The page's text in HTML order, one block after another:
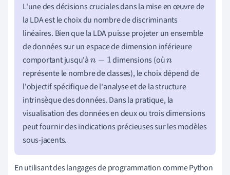
L'une des décisions cruciales dans la mise en œuvre de
la LDA est le choix du nombre de discriminants
linéaires. Bien que la LDA puisse projeter un ensemble
de données sur un espace de dimension inférieure
comportant jusqu'àn−1 dimensions (oùn
représente le nombre de classes), le choix dépend de
l'objectif spécifique de l'analyse et de la structure
intrinsèque des données. Dans la pratique, la
visualisation des données en deux ou trois dimensions
peut fournir des indications précieuses sur les modèles
sous-jacents.
En utilisant des langages de programmation comme Python